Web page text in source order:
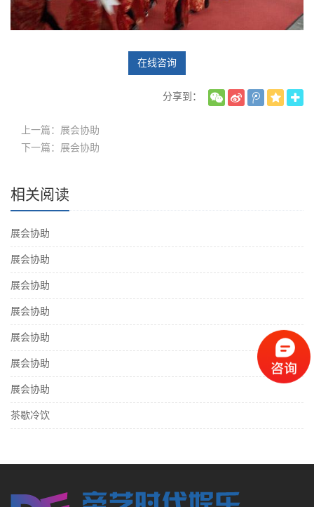
在线咨询
分享到：
上一篇：展会协助
下一篇：展会协助
相关阅读
展会协助
展会协助
展会协助
展会协助
展会协助
展会协助
展会协助
茶歇冷饮